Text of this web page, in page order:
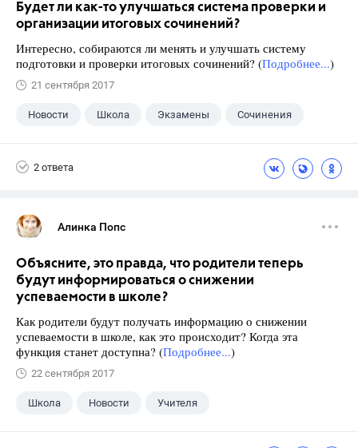
Будет ли как-то улучшаться система проверки и
организации итоговых сочинений?
Интересно, собираются ли менять и улучшать систему
подготовки и проверки итоговых сочинений? (Подробнее...)
21 сентября 2017
Новости Школа Экзамены Сочинения
2 ответа
Алинка Попс
Объясните, это правда, что родители теперь
будут информироваться о снижении
успеваемости в школе?
Как родители будут получать информацию о снижении
успеваемости в школе, как это происходит? Когда эта
функция станет доступна? (Подробнее...)
22 сентября 2017
Школа Новости Учителя